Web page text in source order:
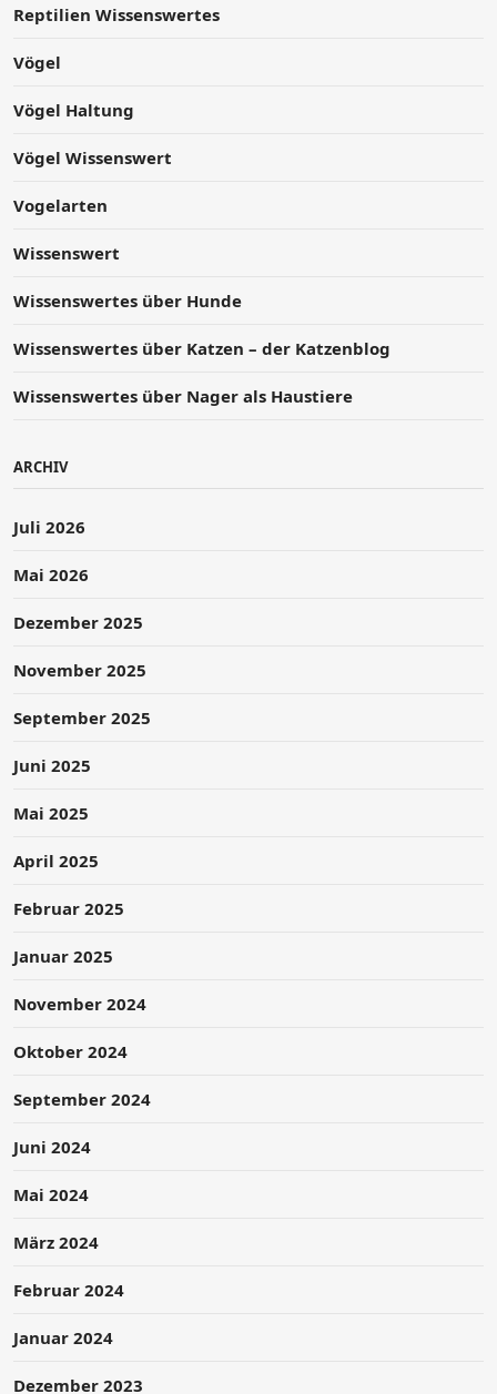
Reptilien Wissenswertes
Vögel
Vögel Haltung
Vögel Wissenswert
Vogelarten
Wissenswert
Wissenswertes über Hunde
Wissenswertes über Katzen – der Katzenblog
Wissenswertes über Nager als Haustiere
ARCHIV
Juli 2026
Mai 2026
Dezember 2025
November 2025
September 2025
Juni 2025
Mai 2025
April 2025
Februar 2025
Januar 2025
November 2024
Oktober 2024
September 2024
Juni 2024
Mai 2024
März 2024
Februar 2024
Januar 2024
Dezember 2023